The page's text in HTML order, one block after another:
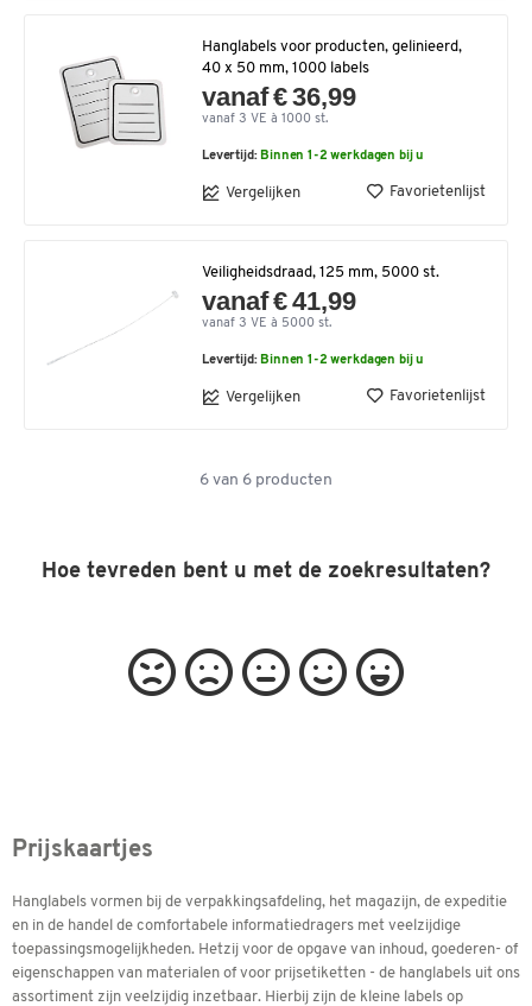
Hanglabels voor producten, gelinieerd,
40 x 50 mm, 1000 labels
vanaf € 36,99
vanaf 3 VE à 1000 st.
Levertijd: Binnen 1-2 werkdagen bij u
Vergelijken Favorietenlijst
Veiligheidsdraad, 125 mm, 5000 st.
vanaf € 41,99
vanaf 3 VE à 5000 st.
Levertijd: Binnen 1-2 werkdagen bij u
Vergelijken Favorietenlijst
6 van 6 producten
Hoe tevreden bent u met de zoekresultaten?
Prijskaartjes
Hanglabels vormen bij de verpakkingsafdeling, het magazijn, de expeditie
en in de handel de comfortabele informatiedragers met veelzijdige
toepassingsmogelijkheden. Hetzij voor de opgave van inhoud, goederen- of
eigenschappen van materialen of voor prijsetiketten - de hanglabels uit ons
assortiment zijn veelzijdig inzetbaar. Hierbij zijn de kleine labels op